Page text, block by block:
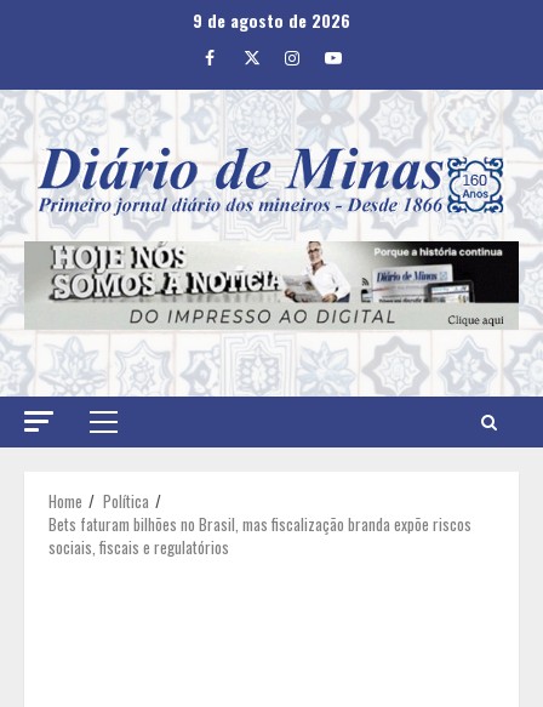
9 de agosto de 2026
Facebook
TwitterInstagram
Youtube
Primary
Home
Política
Bets faturam bilhões no Brasil, mas fiscalização branda expõe riscos
sociais, fiscais e regulatórios